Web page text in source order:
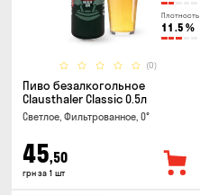
Плотность
11.5 %
(0)
Пиво безалкогольное
Clausthaler Classic 0.5л
Светлое, Фильтрованное, 0°
45,50
грн за 1 шт